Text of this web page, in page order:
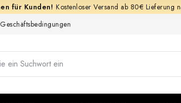
Kostenloser Versand ab 80€ Lieferung
Geschäftsbedingungen